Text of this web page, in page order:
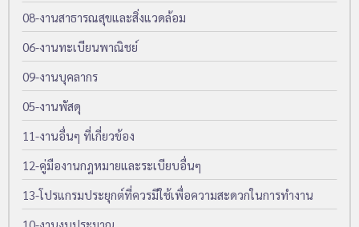
08-งานสาธารณสุขและสิ่งแวดล้อม
06-งานทะเบียนพาณิชย์
09-งานบุคลากร
05-งานพัสดุ
11-งานอื่นๆ ที่เกี่ยวข้อง
12-คู่มืองานกฎหมายและระเบียบอื่นๆ
13-โปรแกรมประยุกต์ที่ควรมีใช้เพื่อความสะดวกในการทำงาน
10-งานงบประมาณ